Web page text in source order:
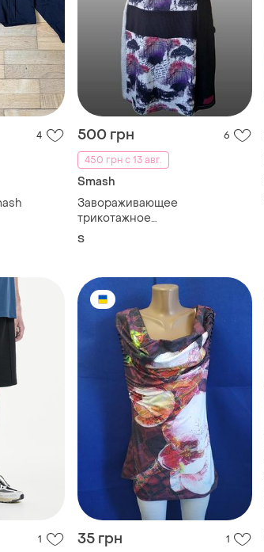
4
500 грн
6
450 грн с 13 авг.
Smash
Завораживающее
трикотажное
комбинированное короткое
S
1 35 грн 1